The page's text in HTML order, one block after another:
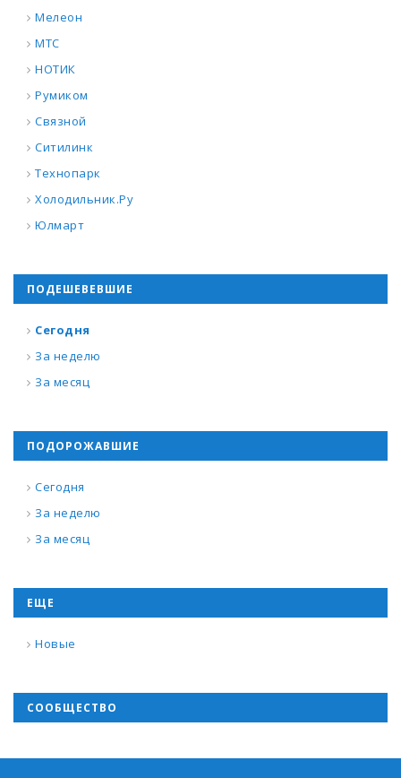
Мелеон
МТС
НОТИК
Румиком
Связной
Ситилинк
Технопарк
Холодильник.Ру
Юлмарт
ПОДЕШЕВЕВШИЕ
Сегодня
За неделю
За месяц
ПОДОРОЖАВШИЕ
Сегодня
За неделю
За месяц
ЕЩЕ
Новые
СООБЩЕСТВО